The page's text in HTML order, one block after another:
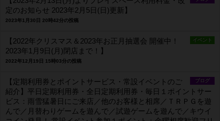
定のお知らせ 2023年2月5日(日)更新】
2023年1月30日 20時42分の投稿
イベント
【2022年クリスマス＆2023年お正月抽選会 開催中！
2023年1月9日(月)閉店まで！】
2022年12月19日 15時03分の投稿
ブログ
【定期利用券とポイントサービス・常設イベントのご
紹介】平日定期利用券・全日定期利用券・毎日１ポイントサー
ビス：雨雪猛暑日にご来店／他のお客様と相席／ＴＲＰＧを遊
んで／月替わりゲームを遊んで／試遊ゲームを遊んで／キウイ